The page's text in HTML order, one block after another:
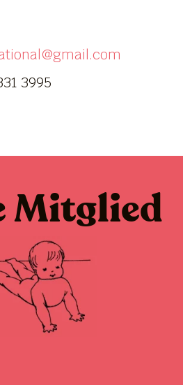
3995
Mitglied